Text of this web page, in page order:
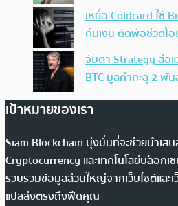
เหยื่อ Coldcard ใช้
คืนเงิน ตัดพ้อชีวิตโ
จับตา Strategy ส่อแ
BTC มูลค่าทะลุ 2 พั
เป้าหมายของเรา
Siam Blockchain มุ่งมั่นที่จะช่วยนำเส
Cryptocurrency และเทคโนโลยีบล็อกเ
รวบรวมข้อมูลส่วนใหญ่จากเว็บไซต์และ
แปลส่งตรงถึงฟีดคุณ